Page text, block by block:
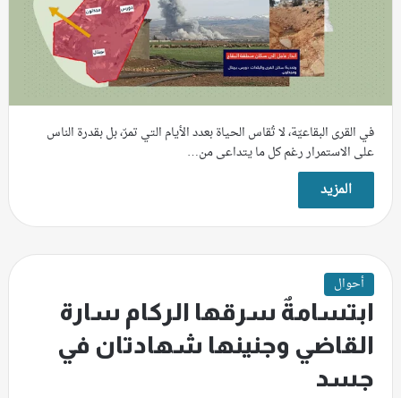
في القرى البقاعيّة، لا تُقاس الحياة بعدد الأيام التي تمرّ، بل بقدرة الناس
على الاستمرار رغم كل ما يتداعى من…
المزيد
أحوال
ابتسامةٌ سرقها الركام سارة
القاضي وجنينها شهادتان في
جسد